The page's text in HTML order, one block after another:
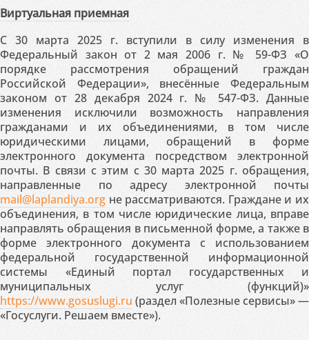
Виртуальная приемная
С 30 марта 2025 г. вступили в силу изменения в
Федеральный закон от 2 мая 2006 г. № 59-ФЗ «О
порядке рассмотрения обращений граждан
Российской Федерации», внесённые Федеральным
законом от 28 декабря 2024 г. № 547-ФЗ. Данные
изменения исключили возможность направления
гражданами и их объединениями, в том числе
юридическими лицами, обращений в форме
электронного документа посредством электронной
почты. В связи с этим с 30 марта 2025 г. обращения,
направленные по адресу электронной почты
mail@laplandiya.org не рассматриваются. Граждане и их
объединения, в том числе юридические лица, вправе
направлять обращения в письменной форме, а также в
форме электронного документа с использованием
федеральной государственной информационной
системы «Единый портал государственных и
муниципальных услуг (функций)»
https://www.gosuslugi.ru (раздел «Полезные сервисы» —
«Госуслуги. Решаем вместе»).